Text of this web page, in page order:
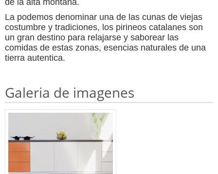
AVISO LEGAL - POLITICA DE PRIVACIDA
de la alta montaña.
La podemos denominar una de las cunas de viejas
costumbre y tradiciones, los pirineos catalanes son
un gran destino para relajarse y saborear las
comidas de estas zonas, esencias naturales de una
tierra autentica.
Galeria de imagenes